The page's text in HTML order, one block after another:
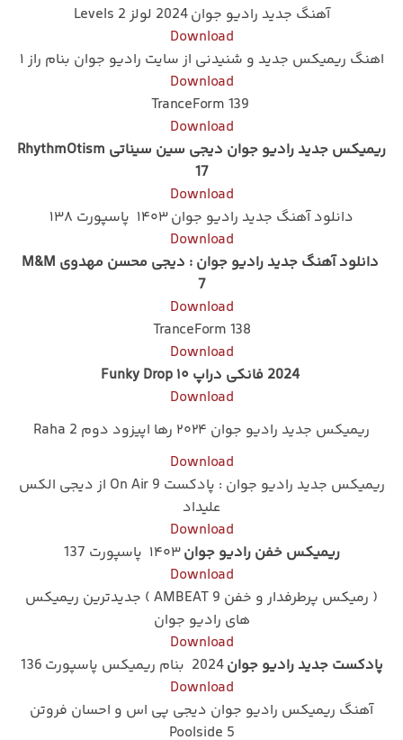
آهنگ جدید رادیو جوان 2024 لولز 2 Levels
Download
اهنگ ریمیکس جدید و شنیدنی از سایت رادیو جوان بنام راز ۱
Download
TranceForm 139
Download
ریمیکس جدید رادیو جوان دیجی سین سیناتی RhythmOtism
17
Download
دانلود آهنگ جدید رادیو جوان ۱۴۰۳ پاسپورت ۱۳۸
Download
دانلود آهنگ جدید رادیو جوان : دیجی محسن مهدوی M&M
7
Download
TranceForm 138
Download
2024 فانکی دراپ ۱۰ Funky Drop
Download
ریمیکس جدید رادیو جوان ۲۰۲۴ رها اپیزود دوم Raha 2
Download
ریمیکس جدید رادیو جوان : پادکست On Air 9 از دیجی الکس
علیداد
Download
ریمیکس خفن رادیو جوان۱۴۰۳ پاسپورت 137
Download
( رمیکس پرطرفدار و خفن AMBEAT 9 ) جدیدترین ریمیکس
های رادیو جوان
Download
پادکست جدید رادیو جوان2024 بنام ریمیکس پاسپورت 136
Download
آهنگ ریمیکس رادیو جوان دیجی پی اس و احسان فروتن
Poolside 5